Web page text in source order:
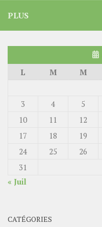
PLUS
L
M M
3
4 5
10
11 12
17
18 19
24
25 26
31
« Juil
CATÉGORIES